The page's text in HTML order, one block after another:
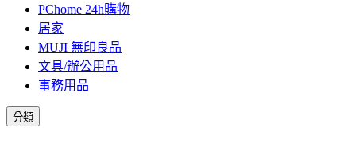
PChome 24h購物
居家
MUJI 無印良品
文具/辦公用品
事務用品
分類